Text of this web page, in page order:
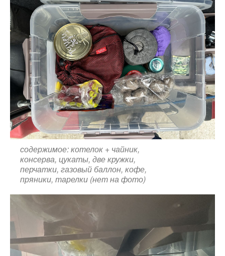
содержимое: котелок + чайник,
консерва, цукаты, две кружки,
перчатки, газовый баллон, кофе,
пряники, тарелки (нет на фото)